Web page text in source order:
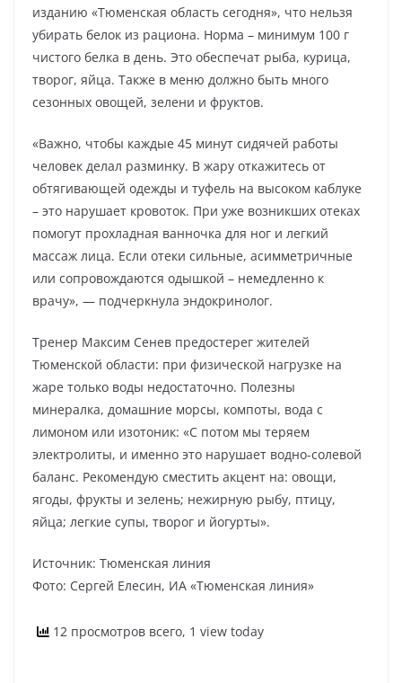
изданию «Тюменская область сегодня», что нельзя
убирать белок из рациона. Норма – минимум 100 г
чистого белка в день. Это обеспечат рыба, курица,
творог, яйца. Также в меню должно быть много
сезонных овощей, зелени и фруктов.
«Важно, чтобы каждые 45 минут сидячей работы
человек делал разминку. В жару откажитесь от
обтягивающей одежды и туфель на высоком каблуке
– это нарушает кровоток. При уже возникших отеках
помогут прохладная ванночка для ног и легкий
массаж лица. Если отеки сильные, асимметричные
или сопровождаются одышкой – немедленно к
врачу», — подчеркнула эндокринолог.
Тренер Максим Сенев предостерег жителей
Тюменской области: при физической нагрузке на
жаре только воды недостаточно. Полезны
минералка, домашние морсы, компоты, вода с
лимоном или изотоник: «С потом мы теряем
электролиты, и именно это нарушает водно-солевой
баланс. Рекомендую сместить акцент на: овощи,
ягоды, фрукты и зелень; нежирную рыбу, птицу,
яйца; легкие супы, творог и йогурты».
Источник: Тюменская линия
Фото: Сергей Елесин, ИА «Тюменская линия»
12 просмотров всего, 1 view today